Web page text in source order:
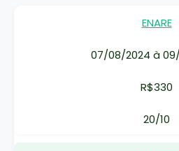
ENARE
07/08/2024 à
R$330
20/10